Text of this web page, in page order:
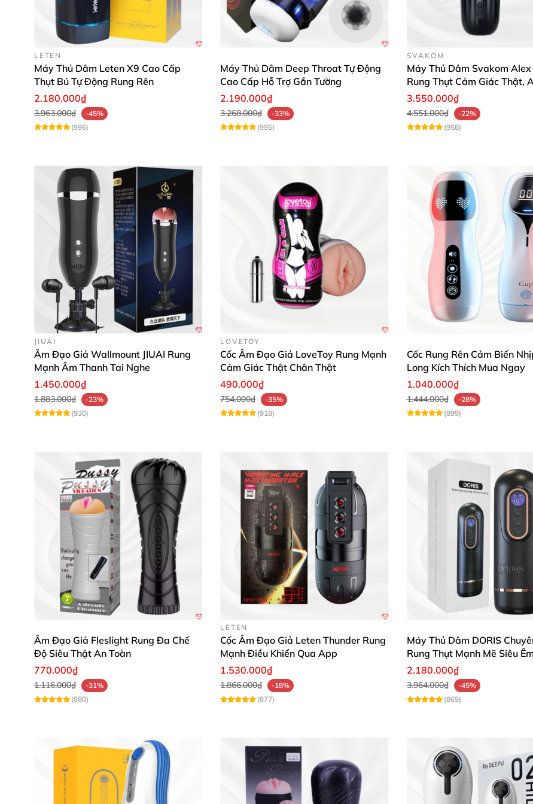
Máy Thủ Dâm Svakom Alex NEO Rung Thụt Cảm Giác Thật, App Điều
LETEN
Máy Thủ Dâm Leten X9 Cao Cấp
Thụt Bú Tự Động Rung Rên
2.180.000₫
3.963.000₫
-45%
(996)
Máy Thủ Dâm Deep Throat Tự Động
Cao Cấp Hỗ Trợ Gắn Tường
2.190.000₫
3.268.000₫
-33%
(995)
SVAKOM
Máy Thủ Dâm Svakom Alex
Rung Thụt Cảm Giác Thật,
Khiển
3.550.000₫
4.551.000₫
-22%
(958)
JIUAI
Âm Đạo Giả Wallmount JIUAI Rung
Mạnh Âm Thanh Tai Nghe
1.450.000₫
1.883.000₫
-23%
(930)
LOVETOY
Cốc Âm Đạo Giả LoveToy Rung Mạnh
Cảm Giác Thật Chân Thật
490.000₫
754.000₫
-35%
(918)
Cốc Rung Rên Cảm Biến
Long Kích Thích Mua Ngay
1.040.000₫
1.444.000₫
-28%
(899)
Âm Đạo Giả Fleslight Rung Đa Chế
Độ Siêu Thật An Toàn
770.000₫
1.116.000₫
-31%
(880)
LETEN
Cốc Âm Đạo Giả Leten Thunder Rung
Mạnh Điều Khiển Qua App
1.530.000₫
1.866.000₫
-18%
(877)
Máy Thủ Dâm DORIS
Rung Thụt Mạnh Mẽ Siêu Êm
2.180.000₫
3.964.000₫
-45%
(869)